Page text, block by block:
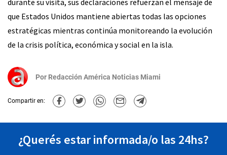
que Estados Unidos mantiene abiertas todas las opciones
estratégicas mientras continúa monitoreando la evolución
de la crisis política, económica y social en la isla.
Por Redacción América Noticias Miami
Compartir en:
¿Querés estar informada/o las 24hs?